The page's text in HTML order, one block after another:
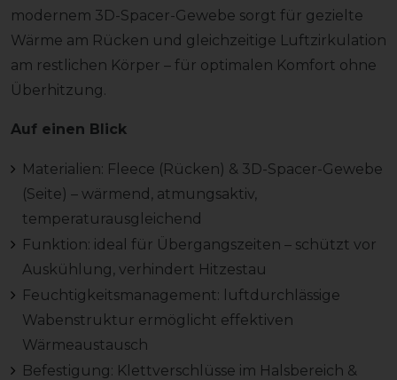
modernem 3D-Spacer-Gewebe sorgt für gezielte
Wärme am Rücken und gleichzeitige Luftzirkulation
am restlichen Körper – für optimalen Komfort ohne
Überhitzung.
Auf einen Blick
Materialien: Fleece (Rücken) & 3D-Spacer-Gewebe
(Seite) – wärmend, atmungsaktiv,
temperaturausgleichend
Funktion: ideal für Übergangszeiten – schützt vor
Auskühlung, verhindert Hitzestau
Feuchtigkeitsmanagement: luftdurchlässige
Wabenstruktur ermöglicht effektiven
Wärmeaustausch
Befestigung: Klettverschlüsse im Halsbereich &